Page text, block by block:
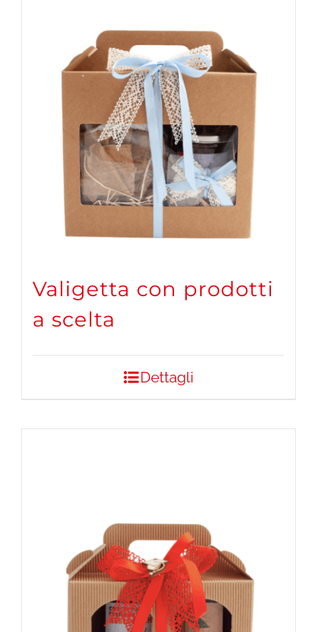
Valigetta con prodotti
a scelta
Dettagli